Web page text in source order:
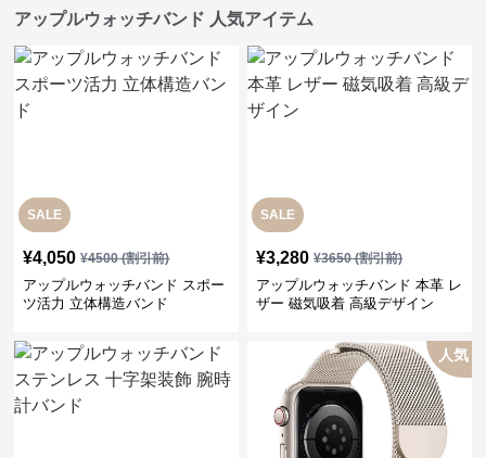
アップルウォッチバンド 人気アイテム
SALE
¥4,050 ¥4500(割引前)
アップルウォッチバンド スポー
ツ活力 立体構造バンド
SALE
¥3,280 ¥3650(割引前)
アップルウォッチバンド 本革 レ
ザー 磁気吸着 高級デザイン
人気